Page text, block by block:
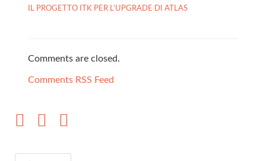
IL PROGETTO ITK PER L’UPGRADE DI ATLAS
Comments are closed.
Comments RSS Feed